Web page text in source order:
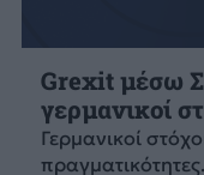
Grexit μέσω
γερμανικοί
Γερμανικοί
πραγματικότητες.